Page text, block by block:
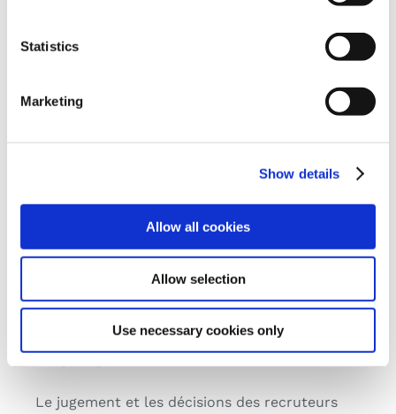
Statistics
Marketing
Show details
Allow all cookies
Allow selection
Use necessary cookies only
améliorer le processus de recherche et
en accélérant les opérations des
recruteurs.
Avoir un suivi des opérations pour créer
des informations précieuses, en
suggérant des stratégies basées sur les
données.
L’avenir
Le jugement et les décisions des recruteurs